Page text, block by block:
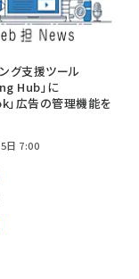
グ支援ツール
Hub」に
」広告の管理機能を
日 7:00